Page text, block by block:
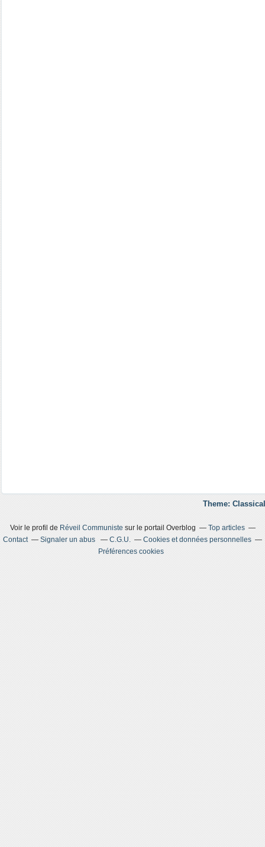
Theme:
Voir le profil de Réveil Communiste sur le portail Overblog
Top articles
Contact
Signaler un abus C.G.U.
Cookies et données personnelles
Préférences cookies